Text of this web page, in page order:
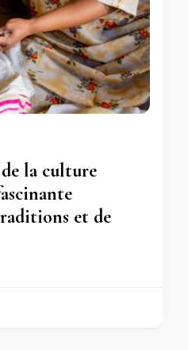
la culture
et de